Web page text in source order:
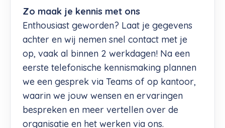
Zo maak je kennis met ons
Enthousiast geworden? Laat je gegevens
achter en wij nemen snel contact met je
op, vaak al binnen 2 werkdagen! Na een
eerste telefonische kennismaking plannen
we een gesprek via Teams of op kantoor,
waarin we jouw wensen en ervaringen
bespreken en meer vertellen over de
organisatie en het werken via ons.